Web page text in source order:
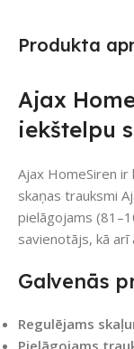
Produkta
Ajax
iekštelpu
Ajax HomeSiren ir
skaņas trauksmi
pielāgojams
savienotājs, kā
Galvenās
Regulējams
Pielāgojams